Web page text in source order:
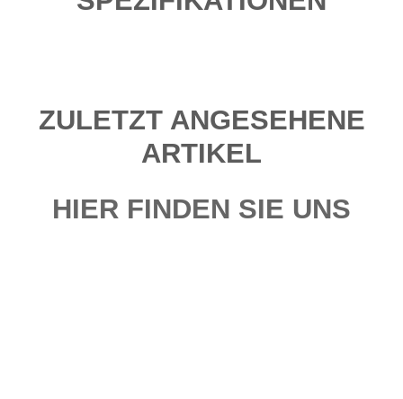
ZULETZT ANGESEHENE
ARTIKEL
HIER FINDEN SIE UNS